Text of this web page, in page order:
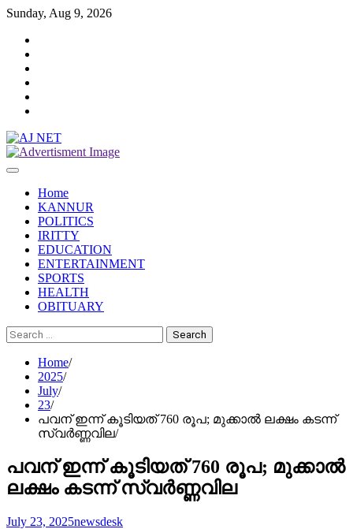
Skip
content
Sunday, Aug 9, 2026
Home
KANNUR
POLITICS
IRITTY
EDUCATION
ENTERTAINMENT
SPORTS
HEALTH
OBITUARY
Search
for:
Home
2025
July
23
പവന് ഇന്ന് കൂടിയത് 760 രൂപ; മുക്കാൽ ലക്ഷം കടന്ന്
സ്വർണ്ണവില
പവന് ഇന്ന് കൂടിയത് 760 രൂപ; മുക്കാൽ
ലക്ഷം കടന്ന് സ്വർണ്ണവില
July 23, 2025newsdesk